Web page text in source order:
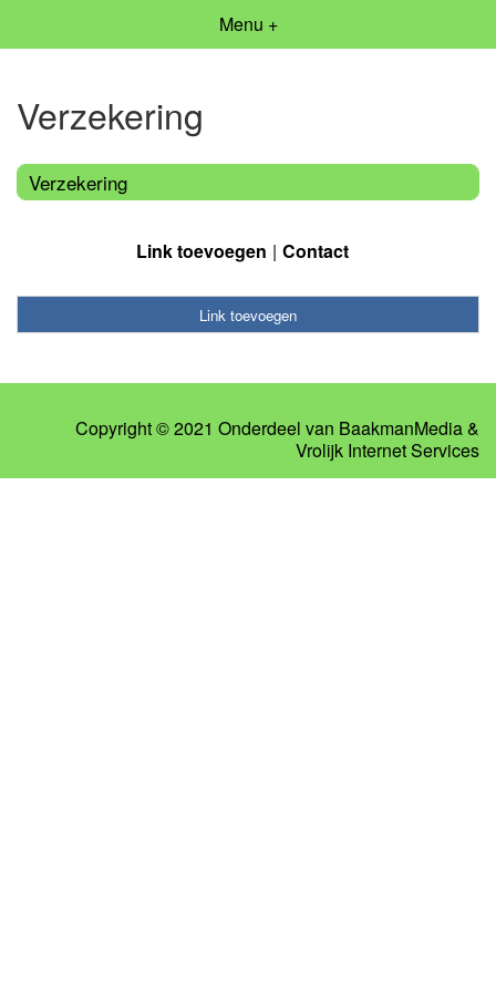
Menu +
Verzekering
Verzekering
Link toevoegen Contact
Link toevoegen
Copyright © 2021 Onderdeel van BaakmanMedia&
Vrolijk Internet Services